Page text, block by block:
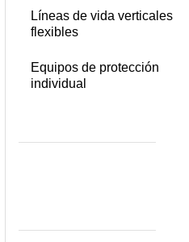
Líneas de vida verticales
flexibles
Equipos de protección
individual